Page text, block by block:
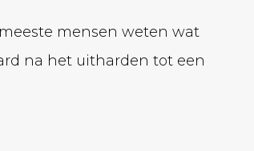
mensen weten wat
na het uitharden tot een